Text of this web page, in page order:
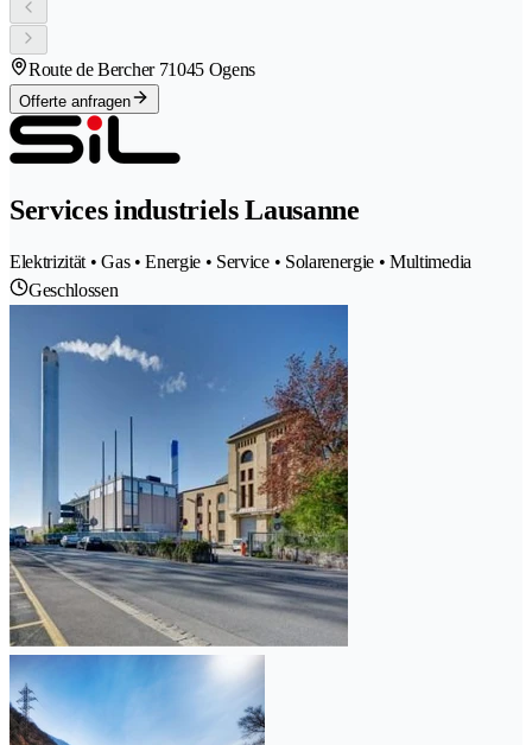
Route de Bercher 71045 Ogens
Offerte anfragen
Services industriels Lausanne
Elektrizität • Gas • Energie • Service • Solarenergie • Multimedia
Geschlossen